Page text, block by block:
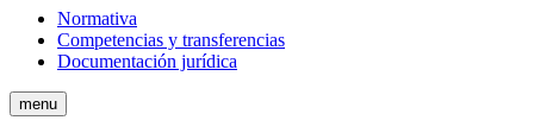
Normativa
Competencias y transferencias
Documentación jurídica
menu